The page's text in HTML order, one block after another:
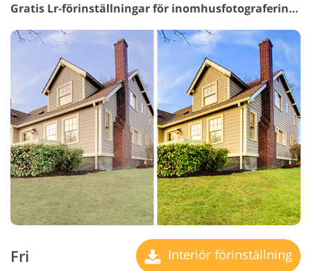
Gratis Lr-förinställningar för inomhusfotografering #23 "HDR Interior"
Fri Interiör förinställning